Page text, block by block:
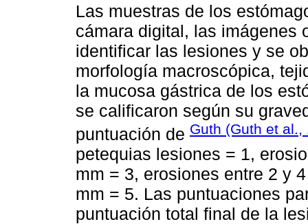
Las muestras de los
cámara digital, las imágenes
identificar las lesiones y se
morfología macroscópica,
la mucosa gástrica de los
se calificaron según su
puntuación de Guth (Guth et al.,
petequias lesiones = 1,
mm = 3, erosiones entre 2 y
mm = 5. Las puntuaciones
puntuación total final de la